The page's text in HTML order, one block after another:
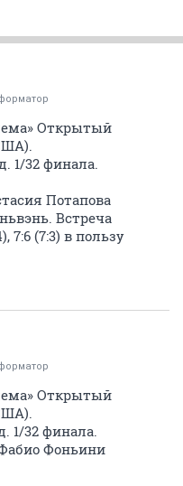
Открытый
1/32 финала.
Потапова
Встреча
7:6 (7:3) в пользу
Открытый
32 финала.
Фоньини